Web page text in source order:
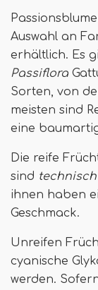
Auswahl an
erhältlich. Es
Passiflora
Sorten, von
meisten sind
eine
Die reife
sind technisch
ihnen haben
Geschmack.
Unreifen
cyanische
werden.